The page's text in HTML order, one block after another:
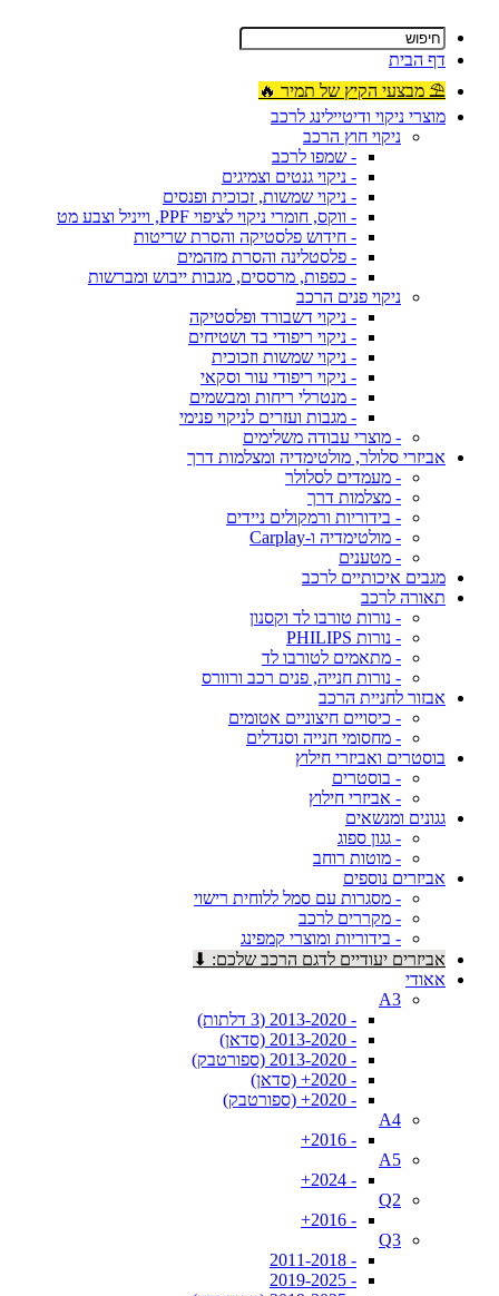
דף הבית
⛱ מבצעי הקיץ של תמיר 🔥
מוצרי ניקוי ודיטיילינג לרכב
ניקוי חוץ הרכב
- שמפו לרכב
- ניקוי גנטים וצמיגים
- ניקוי שמשות, זכוכית ופנסים
- ווקס, חומרי ניקוי לציפוי PPF, וייניל וצבע מט
- חידוש פלסטיקה והסרת שריטות
- פלסטלינה והסרת מזהמים
- כפפות, מרססים, מגבות ייבוש ומברשות
ניקוי פנים הרכב
- ניקוי דשבורד ופלסטיקה
- ניקוי ריפודי בד ושטיחים
- ניקוי שמשות וזכוכית
- ניקוי ריפודי עור וסקאי
- מנטרלי ריחות ומבשמים
- מגבות ועזרים לניקוי פנימי
- מוצרי עבודה משלימים
אביזרי סלולר, מולטימדיה ומצלמות דרך
- מעמדים לסלולר
- מצלמות דרך
- בידוריות ורמקולים ניידים
- מולטימדיה ו-Carplay
- מטענים
מגבים איכותיים לרכב
תאורה לרכב
- נורות טורבו לד וקסנון
- נורות PHILIPS
- מתאמים לטורבו לד
- נורות חנייה, פנים רכב ורוורס
אבזור לחניית הרכב
- כיסויים חיצוניים אטומים
- מחסומי חנייה וסנדלים
בוסטרים ואביזרי חילוץ
- בוסטרים
- אביזרי חילוץ
גגונים ומנשאים
- גגון ספוג
- מוטות רוחב
אביזרים נוספים
- מסגרות עם סמל ללוחית רישוי
- מקררים לרכב
- בידוריות ומוצרי קמפינג
אביזרים יעודיים לדגם הרכב שלכם: ⬇
אאודי
A3
- 2013-2020 (3 דלתות)
- 2013-2020 (סדאן)
- 2013-2020 (ספורטבק)
- 2020+ (סדאן)
- 2020+ (ספורטבק)
A4
- 2016+
A5
- 2024+
Q2
- 2016+
Q3
- 2011-2018
- 2019-2025